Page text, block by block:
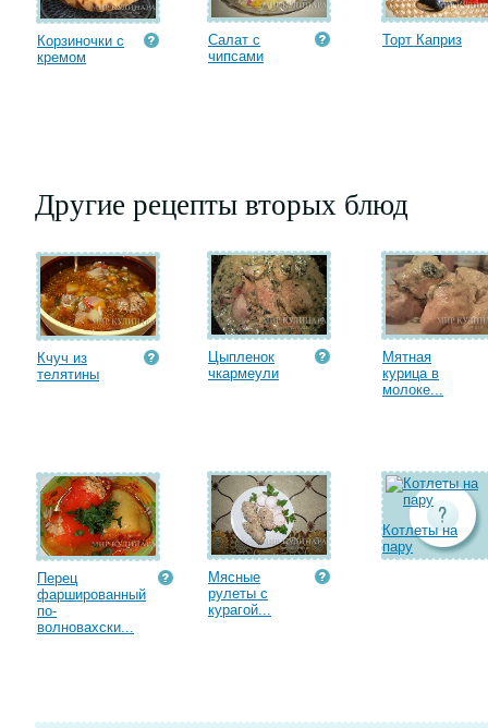
Корзиночки с
кремом
Салат с
чипсами
Торт Каприз
Другие рецепты вторых блюд
Кчуч из
телятины
Цыпленок
чкармеули
Мятная
курица в
молоке...
Перец
фаршированный
по-
волновахски...
Мясные
рулеты с
курагой...
Котлеты на
пару